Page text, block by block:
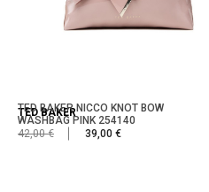
TED BAKER
TED BAKER NICCO KNOT BOW
WASHBAG PINK 254140
42,00 €
39,00 €